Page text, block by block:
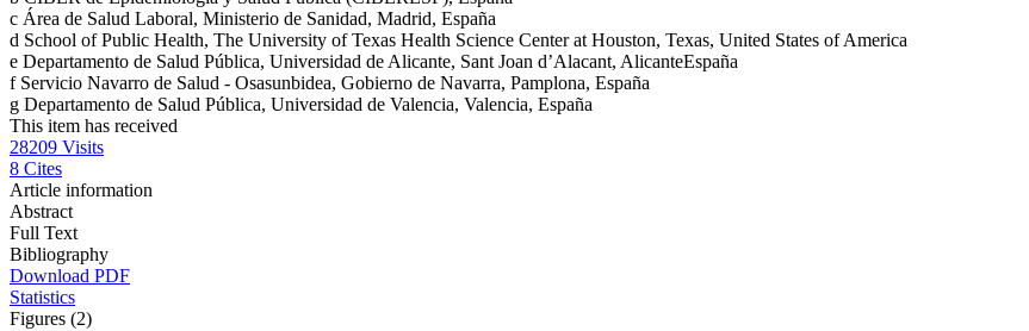
c Área de Salud Laboral, Ministerio de Sanidad, Madrid, España
d School of Public Health, The University of Texas Health Science Center at Houston, Texas, United States of America
e Departamento de Salud Pública, Universidad de Alicante, Sant Joan d’Alacant, AlicanteEspaña
f Servicio Navarro de Salud - Osasunbidea, Gobierno de Navarra, Pamplona, España
g Departamento de Salud Pública, Universidad de Valencia, Valencia, España
This item has received
28209 Visits
8 Cites
Article information
Abstract
Full Text
Bibliography
Download PDF
Statistics
Figures (2)